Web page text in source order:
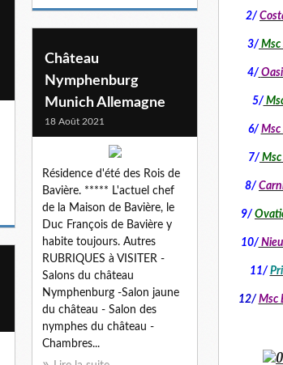
Château
Nymphenburg
Munich Allemagne
18 Août 2021
Résidence d'été des Rois de
Bavière. ***** L'actuel chef
de la Maison de Bavière, le
Duc François de Bavière y
habite toujours. Autres
RUBRIQUES à VISITER -
Salons du château
Nymphenburg -Salon jaune
du château - Salon des
nymphes du château -
Chambres...
2/
3/ Msc
4/
5/
6/ Msc
7/
8/
9/
10/
11/
12/ Msc